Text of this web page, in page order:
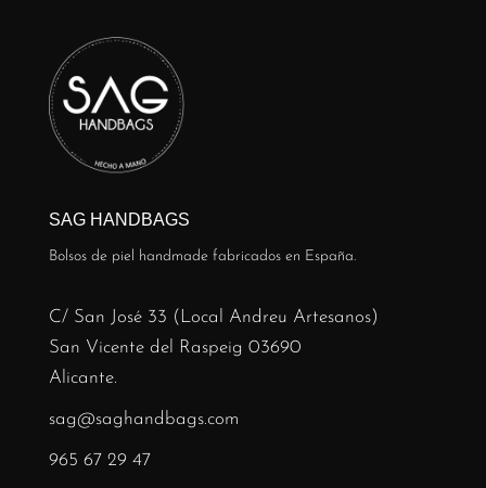
SAG HANDBAGS
Bolsos de piel handmade fabricados en España.
C/ San José 33 (Local Andreu Artesanos)
San Vicente del Raspeig 03690
Alicante.
sag@saghandbags.com
965 67 29 47